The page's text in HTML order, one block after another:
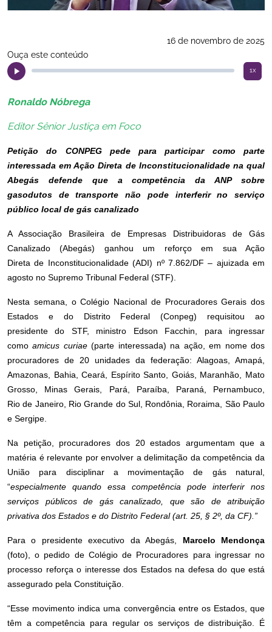
16 de novembro de 2025
Ouça este conteúdo
1x
Ronaldo Nóbrega
Editor Sênior Justiça em Foco
Petição do CONPEG pede para participar como parte
interessada em Ação Direta de Inconstitucionalidade na qual
Abegás defende que a competência da ANP sobre
gasodutos de transporte não pode interferir no serviço
público local de gás canalizado
A Associação Brasileira de Empresas Distribuidoras de Gás
Canalizado (Abegás) ganhou um reforço em sua Ação
Direta de Inconstitucionalidade (ADI) nº 7.862/DF – ajuizada em
agosto no Supremo Tribunal Federal (STF).
Nesta semana, o Colégio Nacional de Procuradores Gerais dos
Estados e do Distrito Federal (Conpeg) requisitou ao
presidente do STF, ministro Edson Facchin, para ingressar
comoamicus curiae(parte interessada) na ação, em nome dos
procuradores de 20 unidades da federação: Alagoas, Amapá,
Amazonas, Bahia, Ceará, Espírito Santo, Goiás, Maranhão, Mato
Grosso, Minas Gerais, Pará, Paraíba, Paraná, Pernambuco,
Rio de Janeiro, Rio Grande do Sul, Rondônia, Roraima, São Paulo
e Sergipe.
Na petição, procuradores dos 20 estados argumentam que a
matéria é relevante por envolver a delimitação da competência da
União para disciplinar a movimentação de gás natural,
“especialmente quando essa competência pode interferir nos
serviços públicos de gás canalizado, que são de atribuição
privativa dos Estados e do Distrito Federal (art. 25, § 2º, da CF).”
Para o presidente executivo da Abegás, Marcelo Mendonça
(foto), o pedido de Colégio de Procuradores para ingressar no
processo reforça o interesse dos Estados na defesa do que está
assegurado pela Constituição.
“Esse movimento indica uma convergência entre os Estados, que
têm a competência para regular os serviços de distribuição. É